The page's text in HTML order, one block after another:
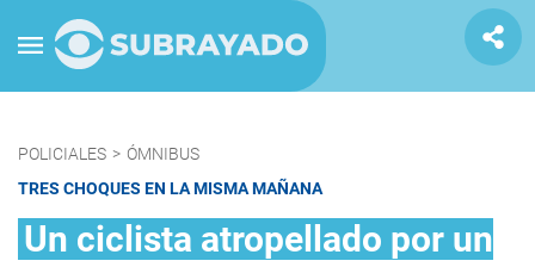
POLICIALES > ÓMNIBUS
TRES CHOQUES EN LA MISMA MAÑANA
Un ciclista atropellado por un